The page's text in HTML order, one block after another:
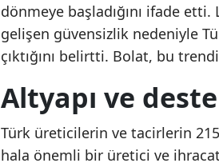
dönmeye başladığını ifade
gelişen güvensizlik nedeniyle
çıktığını belirtti. Bolat, bu
Altyapı ve
Türk üreticilerin ve tacirlerin
hala önemli bir üretici ve